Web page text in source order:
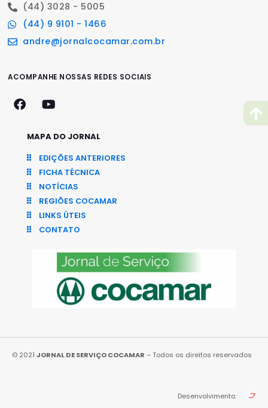
(44) 3028 - 5005
(44) 9 9101 - 1466
andre@jornalcocamar.com.br
ACOMPANHE NOSSAS REDES SOCIAIS
MAPA DO JORNAL
EDIÇÕES ANTERIORES
FICHA TÉCNICA
NOTÍCIAS
REGIÕES COCAMAR
LINKS ÚTEIS
CONTATO
© 2021 JORNAL DE SERVIÇO COCAMAR – Todos os direitos reservados
Desenvolvimento: